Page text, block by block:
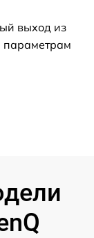
выход из
параметрам